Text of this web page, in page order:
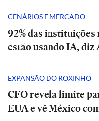
CENÁRIOS E MERCADO
92% das
estão usando IA, diz
EXPANSÃO DO ROXINHO
CFO revela limite
EUA e vê México